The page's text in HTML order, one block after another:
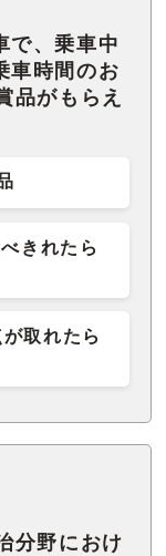
で、乗車中
車時間のお
品がもらえ
きれたら
取れたら
分野におけ